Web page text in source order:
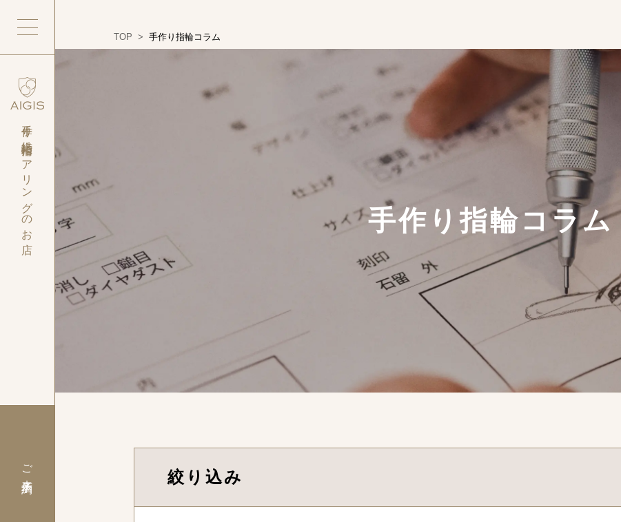
手作り結婚指輪・
ペアリングのお店
ご来店予約
TOP > 手作り指輪コラム
手作り指輪コラム
絞り込み